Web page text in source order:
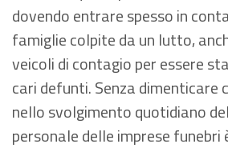
dovendo entrare spesso in
famiglie colpite da un lutto,
veicoli di contagio per essere
cari defunti. Senza dimenticare
nello svolgimento quotidiano
personale delle imprese funebri